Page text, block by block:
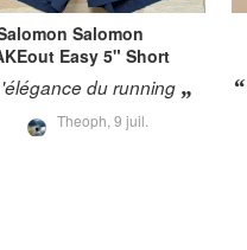
Salomon
Easy 5" Short
du running
Theoph, 9 juil.